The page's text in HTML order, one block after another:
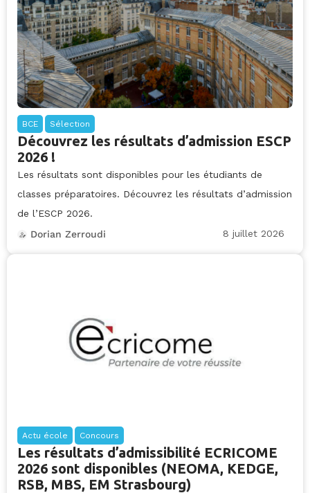
BCE Sélection
Découvrez les résultats d’admission ESCP
2026 !
Les résultats sont disponibles pour les étudiants de
classes préparatoires. Découvrez les résultats d’admission
de l’ESCP 2026.
Dorian Zerroudi
8 juillet 2026
Actu école Concours
Les résultats d’admissibilité ECRICOME
2026 sont disponibles (NEOMA, KEDGE,
RSB, MBS, EM Strasbourg)